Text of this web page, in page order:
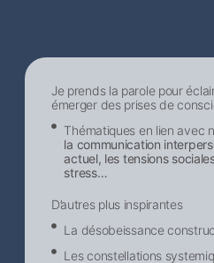
Je prends la parole pour
émerger des prises de
Thématiques en lien avec
la communication
actuel, les tensions
stress…
D’autres plus inspirantes
La désobeissance
Les constellations